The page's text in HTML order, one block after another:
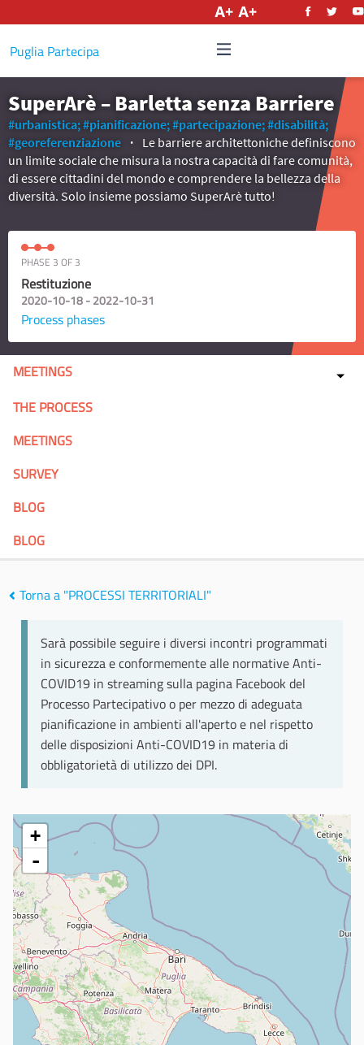
Puglia Partecipa
SuperArè – Barletta senza Barriere
#urbanistica;#pianificazione;#partecipazione;#disabilità;
#georeferenziazione
Le barriere architettoniche definiscono
un limite sociale che misura la nostra capacità di fare comunità,
di essere cittadini del mondo e comprendere la bellezza della
diversità. Solo insieme possiamo SuperArè tutto!
PHASE 3 OF 3
Restituzione
2020-10-18 - 2022-10-31
Process phases
MEETINGS
THE PROCESS
MEETINGS
SURVEY
BLOG
BLOG
Torna a "PROCESSI TERRITORIALI"
Sarà possibile seguire i diversi incontri programmati
in sicurezza e conformemente alle normative Anti-
COVID19 in streaming sulla pagina Facebook del
Processo Partecipativo o per mezzo di adeguata
pianificazione in ambienti all'aperto e nel rispetto
delle disposizioni Anti-COVID19 in materia di
obbligatorietà di utilizzo dei DPI.
+
-